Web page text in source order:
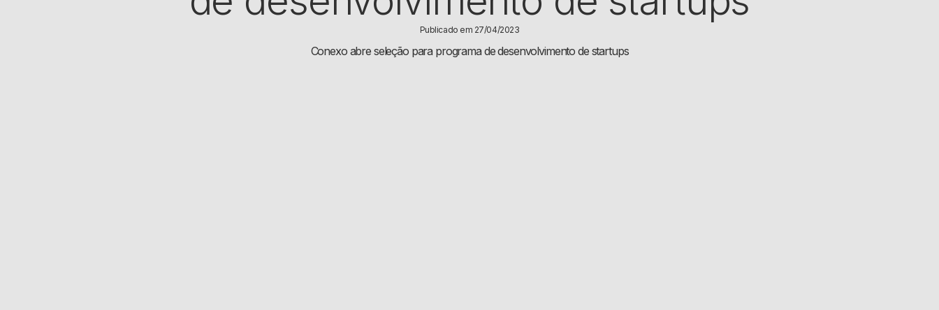
Publicado em 27/04/2023
Conexo abre seleção para programa de desenvolvimento de startups